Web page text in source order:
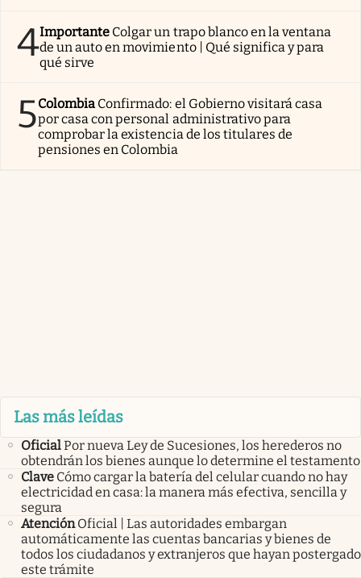
4Importante Colgar un trapo blanco en la ventana
de un auto en movimiento | Qué significa y para
qué sirve
5Colombia Confirmado: el Gobierno visitará casa
por casa con personal administrativo para
comprobar la existencia de los titulares de
pensiones en Colombia
Las más leídas
OficialPor nueva Ley de Sucesiones, los herederos no
obtendrán los bienes aunque lo determine el testamento
Clave Cómo cargar la batería del celular cuando no hay
electricidad en casa: la manera más efectiva, sencilla y
segura
Atención Oficial | Las autoridades embargan
automáticamente las cuentas bancarias y bienes de
todos los ciudadanos y extranjeros que hayan postergado
este trámite